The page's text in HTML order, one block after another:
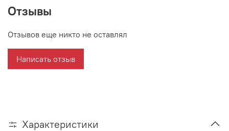
Отзывы
Отзывов еще никто не оставлял
Написать отзыв
Характеристики